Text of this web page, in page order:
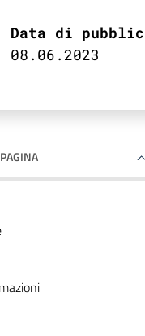
Data di
08.06.2023